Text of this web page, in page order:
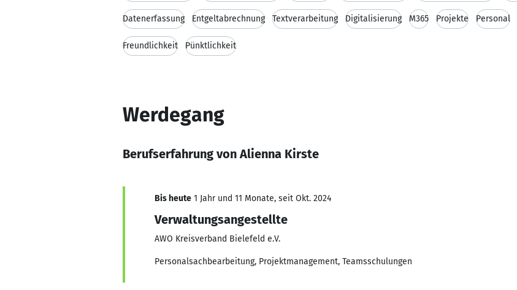
Datenerfassung Entgeltabrechnung Textverarbeitung Digitalisierung M365 Projekte Personal
Freundlichkeit Pünktlichkeit
Werdegang
Berufserfahrung von Alienna Kirste
Bis heute 1 Jahr und 11 Monate, seit Okt. 2024
Verwaltungsangestellte
AWO Kreisverband Bielefeld e.V.
Personalsachbearbeitung, Projektmanagement, Teamsschulungen